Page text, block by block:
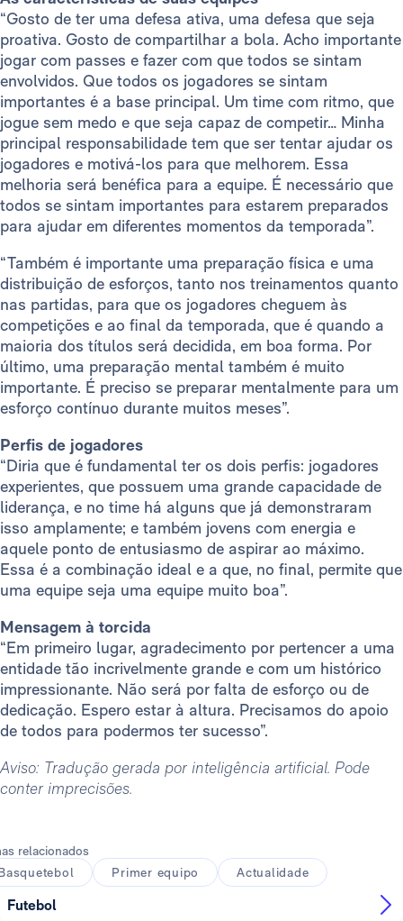
“Gosto de ter uma defesa ativa, uma defesa que seja
proativa. Gosto de compartilhar a bola. Acho importante
jogar com passes e fazer com que todos se sintam
envolvidos. Que todos os jogadores se sintam
importantes é a base principal. Um time com ritmo, que
jogue sem medo e que seja capaz de competir… Minha
principal responsabilidade tem que ser tentar ajudar os
jogadores e motivá-los para que melhorem. Essa
melhoria será benéfica para a equipe. É necessário que
todos se sintam importantes para estarem preparados
para ajudar em diferentes momentos da temporada”.
“Também é importante uma preparação física e uma
distribuição de esforços, tanto nos treinamentos quanto
nas partidas, para que os jogadores cheguem às
competições e ao final da temporada, que é quando a
maioria dos títulos será decidida, em boa forma. Por
último, uma preparação mental também é muito
importante. É preciso se preparar mentalmente para um
esforço contínuo durante muitos meses”.
Perfis de jogadores
“Diria que é fundamental ter os dois perfis: jogadores
experientes, que possuem uma grande capacidade de
liderança, e no time há alguns que já demonstraram
isso amplamente; e também jovens com energia e
aquele ponto de entusiasmo de aspirar ao máximo.
Essa é a combinação ideal e a que, no final, permite que
uma equipe seja uma equipe muito boa”.
Mensagem à torcida
“Em primeiro lugar, agradecimento por pertencer a uma
entidade tão incrivelmente grande e com um histórico
impressionante. Não será por falta de esforço ou de
dedicação. Espero estar à altura. Precisamos do apoio
de todos para podermos ter sucesso”.
Aviso: Tradução gerada por inteligência artificial. Pode
conter imprecisões.
relacionados
Primer equipo Actualidade
Futebol